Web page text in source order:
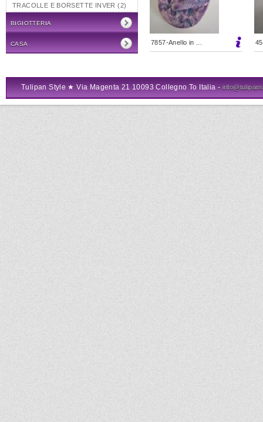
TRACOLLE E BORSETTE INVER (2)
BIGIOTTERIA
CASA 7857-Anello in ...
Tulipan Style ★ Via Magenta 21 10093 Collegno To Italia -